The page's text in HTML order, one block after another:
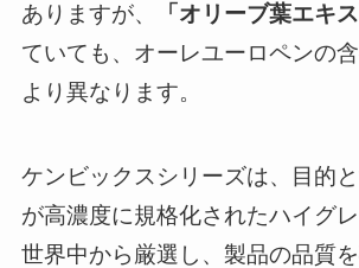
ありますが、
「オリーブ葉エキス
ていても、オーレユーロペンの
より異なります。
ケンビックスシリーズは、目的
が高濃度に規格化されたハイグ
世界中から厳選し、製品の品質